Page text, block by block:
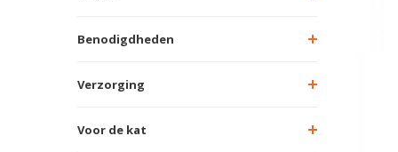
Benodigdheden
Verzorging
Voor de kat